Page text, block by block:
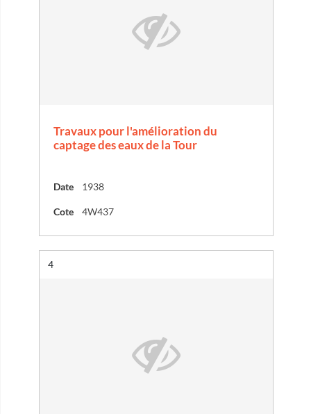
Travaux pour l'amélioration du
captage des eaux de la Tour
Date 1938
Cote 4W437
Résultat n°
4